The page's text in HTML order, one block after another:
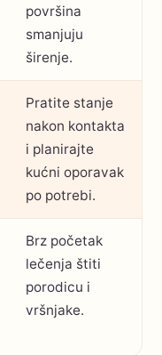
površina
smanjuju
širenje.
Pratite stanje
nakon kontakta
i planirajte
kućni oporavak
po potrebi.
Brz početak
lečenja štiti
porodicu i
vršnjake.